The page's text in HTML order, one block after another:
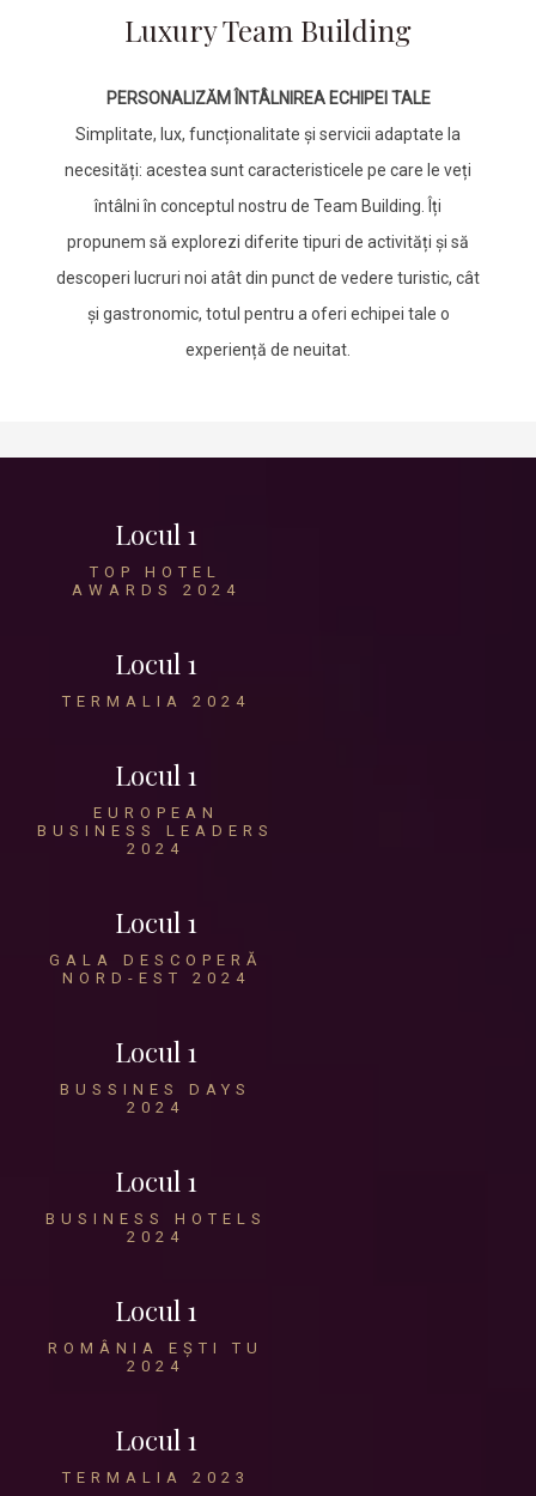
Luxury Team Building
PERSONALIZĂM ÎNTÂLNIREA ECHIPEI TALE
Simplitate, lux, funcționalitate și servicii adaptate la
necesități: acestea sunt caracteristicele pe care le veți
întâlni în conceptul nostru de Team Building. Îți
propunem să explorezi diferite tipuri de activități și să
descoperi lucruri noi atât din punct de vedere turistic, cât
și gastronomic, totul pentru a oferi echipei tale o
experiență de neuitat.
Locul 1
TOP HOTEL
AWARDS 2024
Locul 1
TERMALIA 2024
Locul 1
EUROPEAN
BUSINESS LEADERS
2024
Locul 1
GALA DESCOPERĂ
NORD-EST 2024
Locul 1
BUSSINES DAYS
2024
Locul 1
BUSINESS HOTELS
2024
Locul 1
ROMÂNIA EȘTI TU
2024
Locul 1
TERMALIA 2023